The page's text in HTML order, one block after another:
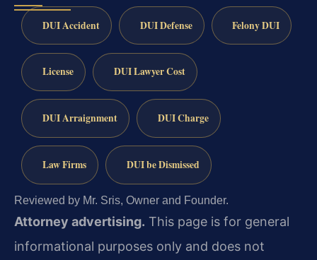
DUI Accident DUI Defense Felony DUI
License DUI Lawyer Cost
DUI Arraignment DUI Charge
Law Firms DUI be Dismissed
Reviewed by Mr. Sris, Owner and Founder.
Attorney advertising. This page is for general
informational purposes only and does not